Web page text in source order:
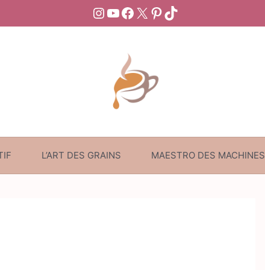
Instagram
YouTube
Facebook
X Pinterest
TikTok
L’ART DES GRAINS MAESTRO DES MACHINES